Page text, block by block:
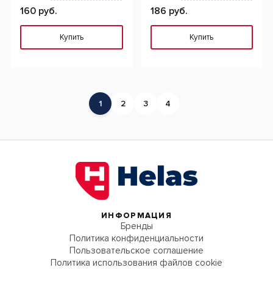
160 руб.
Купить
186 руб.
Купить
1 2 3 4
ИНФОРМАЦИЯ
Бренды
Политика конфиденциальности
Пользовательское соглашение
Политика использования файлов cookie